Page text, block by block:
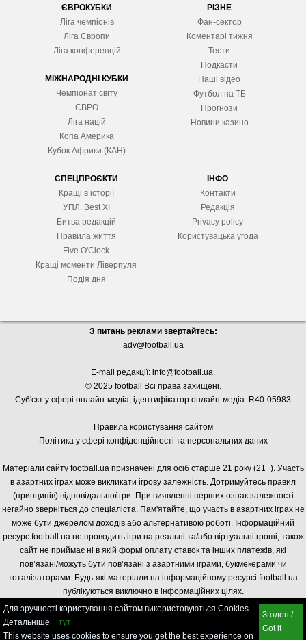
ЄВРОКУБКИ
Ліга чемпіонів
Ліга Європи
Ліга конференцій
МІЖНАРОДНІ КУБКИ
Чемпіонат світу
ЄВРО
Ліга націй
Копа Америка
Кубок Африки (КАН)
РІЗНЕ
Фан-сектор
Коментарі тижня
Тести
Подкасти
Наші відео
Футбол на ТБ
Прогнози
Новини казино
СПЕЦПРОЄКТИ
Кращі в історії
УПЛ. Best XІ
Битва редакцій
Правила життя
Five O'Clock
Кращі моменти Ліверпуля
Подія дня
ІНФО
Контакти
Редакція
Privacy policy
Користувацька угода
З питань реклами звертайтесь:
adv@football.ua
E-mail редакції: info@football.ua.
© 2025 football Всі права захищені.
Суб'єкт у сфері онлайн-медіа, ідентифікатор онлайн-медіа: R40-05983
Правила користування сайтом
Політика у сфері конфіденційності та персональних даних
Матеріали сайту football.ua призначені для осіб старше 21 року (21+). Участь
в азартних іграх може викликати ігрову залежність. Дотримуйтесь правил
(принципів) відповідальної гри. При виявленні перших ознак залежності
негайно зверніться до спеціаліста. Пам'ятайте, що участь в азартних іграх не
може бути джерелом доходів або альтернативою роботі. Інформаційний
ресурс football.ua не проводить ігри на реальні та/або віртуальні гроші, також
сайт не приймає ні в якій формі оплату ставок та інших платежів, які
пов’язані/можуть бути пов’язані з азартними іграми, букмекерами чи
тоталізаторами. Будь-які матеріали на інформаційному ресурсі football.ua
публікуються виключно в інформаційних цілях.
Для зручності користування сайтом використовуються Cookies.
Детальніше
тут
This website uses cookies to ensure you get the best experience on
Згоден /
Got it